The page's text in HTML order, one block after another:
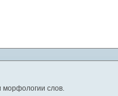
морфологии слов.